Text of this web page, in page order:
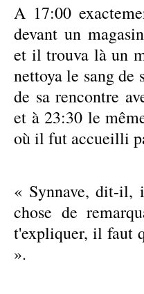
A 17:00
devant un
et il trouva là un
nettoya le sang
de sa rencontre
et à 23:30 le
où il fut accueilli
« Synnave, dit-il,
chose de
t'expliquer, il faut
».